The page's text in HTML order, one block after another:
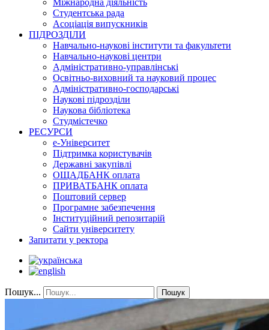
Студентська рада
Асоціація випускників
ПІДРОЗДІЛИ
Навчально-наукові інститути та факультети
Навчально-наукові центри
Адміністративно-управлінські
Освітньо-виховний та науковий процес
Адміністративно-господарські
Наукові підрозділи
Наукова бібліотека
Студмістечко
РЕСУРСИ
е-Університет
Підтримка користувачів
Державні закупівлі
ОЩАДБАНК оплата
ПРИВАТБАНК оплата
Поштовий сервер
Програмне забезпечення
Інституційний репозитарій
Сайти університету
Запитати у ректора
Пошук... Пошук